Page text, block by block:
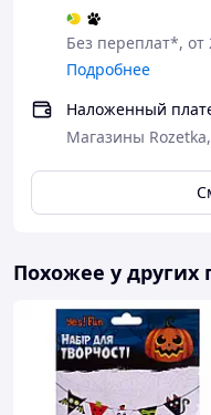
Без переплат*, от
Подробнее
Наложенный
Магазины
Похожее у других